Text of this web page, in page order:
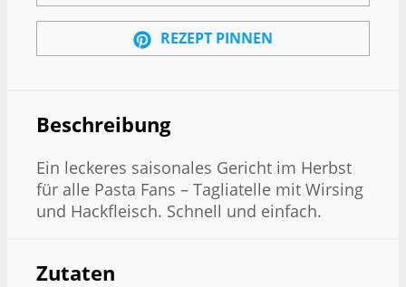
REZEPT PINNEN
Beschreibung
Ein leckeres saisonales Gericht im Herbst
für alle Pasta Fans – Tagliatelle mit Wirsing
und Hackfleisch. Schnell und einfach.
Zutaten